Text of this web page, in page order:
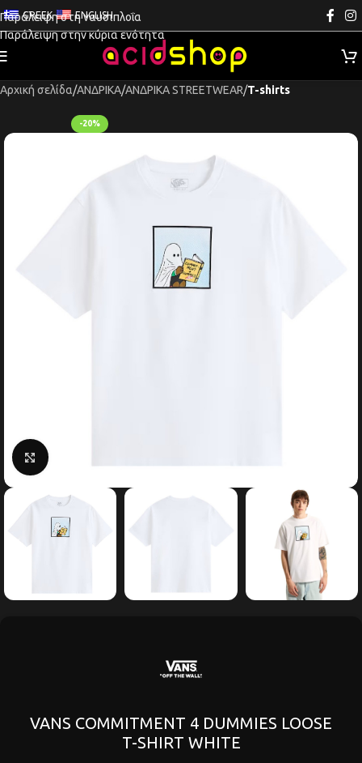
Παράλειψη στη ναυσιπλοΐα
Παράλειψη στην κύρια ενότητα
GREEK ENGLISH
Αρχική σελίδα ΑΝΔΡΙΚΑ ΑΝΔΡΙΚΑ STREETWEAR T-shirts
-20%
Κάντε κλικ για μεγέθυνση
VANS COMMITMENT 4 DUMMIES LOOSE
T-SHIRT WHITE